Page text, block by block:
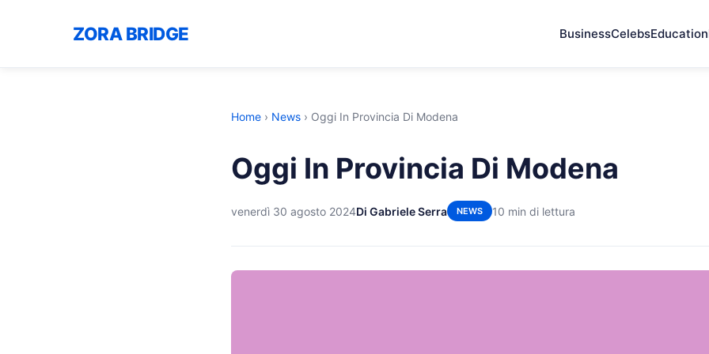
ZORA BRIDGE BusinessCelebsEducation
Home › News › Oggi In Provincia Di Modena
Oggi In Provincia Di Modena
venerdì 30 agosto 2024Di Gabriele Serra NEWS 10 min di lettura